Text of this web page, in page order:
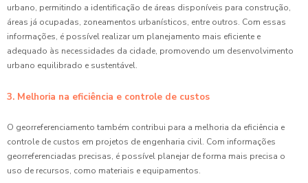
urbano, permitindo a identificação de áreas disponíveis para construção,
áreas já ocupadas, zoneamentos urbanísticos, entre outros. Com essas
informações, é possível realizar um planejamento mais eficiente e
adequado às necessidades da cidade, promovendo um desenvolvimento
urbano equilibrado e sustentável.
3. Melhoria na eficiência e controle de custos
O georreferenciamento também contribui para a melhoria da eficiência e
controle de custos em projetos de engenharia civil. Com informações
georreferenciadas precisas, é possível planejar de forma mais precisa o
uso de recursos, como materiais e equipamentos.